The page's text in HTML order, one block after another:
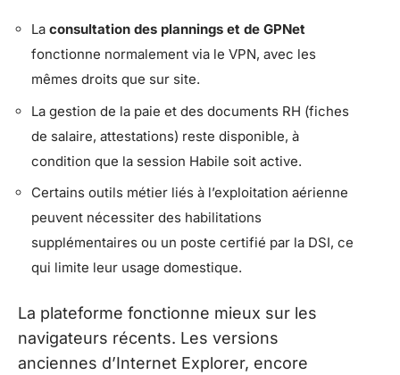
La consultation des plannings et de GPNet
fonctionne normalement via le VPN, avec les
mêmes droits que sur site.
La gestion de la paie et des documents RH (fiches
de salaire, attestations) reste disponible, à
condition que la session Habile soit active.
Certains outils métier liés à l’exploitation aérienne
peuvent nécessiter des habilitations
supplémentaires ou un poste certifié par la DSI, ce
qui limite leur usage domestique.
La plateforme fonctionne mieux sur les
navigateurs récents. Les versions
anciennes d’Internet Explorer, encore